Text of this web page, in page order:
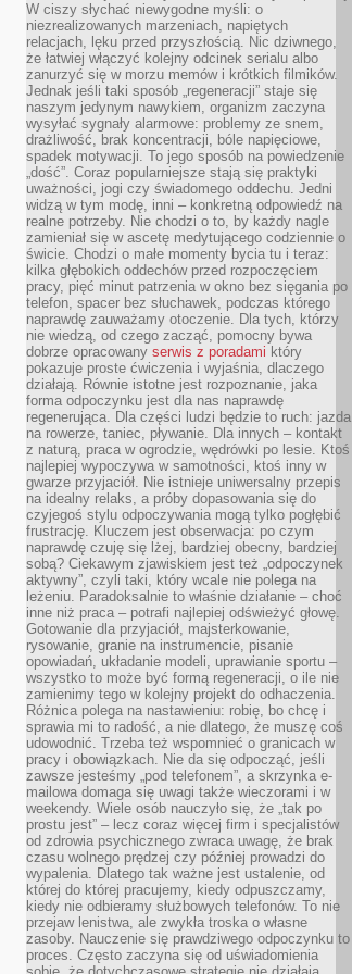
W ciszy słychać niewygodne myśli: o
niezrealizowanych marzeniach, napiętych
relacjach, lęku przed przyszłością. Nic dziwnego,
że łatwiej włączyć kolejny odcinek serialu albo
zanurzyć się w morzu memów i krótkich filmików.
Jednak jeśli taki sposób „regeneracji” staje się
naszym jedynym nawykiem, organizm zaczyna
wysyłać sygnały alarmowe: problemy ze snem,
drażliwość, brak koncentracji, bóle napięciowe,
spadek motywacji. To jego sposób na powiedzenie
„dość”. Coraz popularniejsze stają się praktyki
uważności, jogi czy świadomego oddechu. Jedni
widzą w tym modę, inni – konkretną odpowiedź na
realne potrzeby. Nie chodzi o to, by każdy nagle
zamieniał się w ascetę medytującego codziennie o
świcie. Chodzi o małe momenty bycia tu i teraz:
kilka głębokich oddechów przed rozpoczęciem
pracy, pięć minut patrzenia w okno bez sięgania po
telefon, spacer bez słuchawek, podczas którego
naprawdę zauważamy otoczenie. Dla tych, którzy
nie wiedzą, od czego zacząć, pomocny bywa
dobrze opracowany serwis z poradami który
pokazuje proste ćwiczenia i wyjaśnia, dlaczego
działają. Równie istotne jest rozpoznanie, jaka
forma odpoczynku jest dla nas naprawdę
regenerująca. Dla części ludzi będzie to ruch: jazda
na rowerze, taniec, pływanie. Dla innych – kontakt
z naturą, praca w ogrodzie, wędrówki po lesie. Ktoś
najlepiej wypoczywa w samotności, ktoś inny w
gwarze przyjaciół. Nie istnieje uniwersalny przepis
na idealny relaks, a próby dopasowania się do
czyjegoś stylu odpoczywania mogą tylko pogłębić
frustrację. Kluczem jest obserwacja: po czym
naprawdę czuję się lżej, bardziej obecny, bardziej
sobą? Ciekawym zjawiskiem jest też „odpoczynek
aktywny”, czyli taki, który wcale nie polega na
leżeniu. Paradoksalnie to właśnie działanie – choć
inne niż praca – potrafi najlepiej odświeżyć głowę.
Gotowanie dla przyjaciół, majsterkowanie,
rysowanie, granie na instrumencie, pisanie
opowiadań, układanie modeli, uprawianie sportu –
wszystko to może być formą regeneracji, o ile nie
zamienimy tego w kolejny projekt do odhaczenia.
Różnica polega na nastawieniu: robię, bo chcę i
sprawia mi to radość, a nie dlatego, że muszę coś
udowodnić. Trzeba też wspomnieć o granicach w
pracy i obowiązkach. Nie da się odpocząć, jeśli
zawsze jesteśmy „pod telefonem”, a skrzynka e-
mailowa domaga się uwagi także wieczorami i w
weekendy. Wiele osób nauczyło się, że „tak po
prostu jest” – lecz coraz więcej firm i specjalistów
od zdrowia psychicznego zwraca uwagę, że brak
czasu wolnego prędzej czy później prowadzi do
wypalenia. Dlatego tak ważne jest ustalenie, od
której do której pracujemy, kiedy odpuszczamy,
kiedy nie odbieramy służbowych telefonów. To nie
przejaw lenistwa, ale zwykła troska o własne
zasoby. Nauczenie się prawdziwego odpoczynku to
proces. Często zaczyna się od uświadomienia